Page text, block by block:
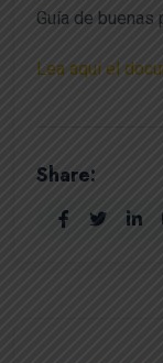
Guía de
Lea aquí el
Share: